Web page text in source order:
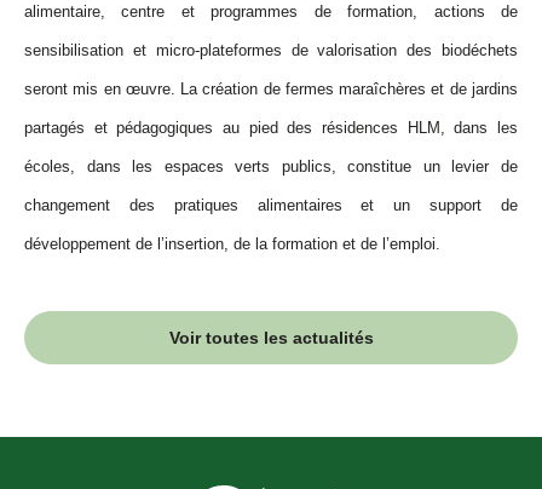
alimentaire, centre et programmes de formation, actions de
sensibilisation et micro-plateformes de valorisation des biodéchets
seront mis en œuvre. La création de fermes maraîchères et de jardins
partagés et pédagogiques au pied des résidences HLM, dans les
écoles, dans les espaces verts publics, constitue un levier de
changement des pratiques alimentaires et un support de
développement de l’insertion, de la formation et de l’emploi.
Voir toutes les actualités